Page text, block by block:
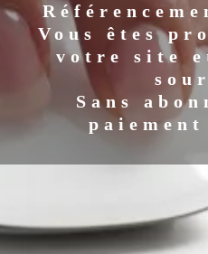
Vous êtes
votre site
Sans
paiement